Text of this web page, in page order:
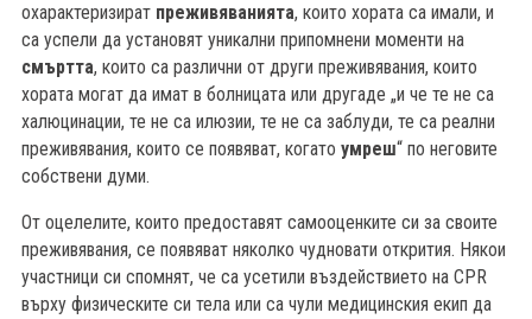
охарактеризират преживяванията, които хората са имали, и
са успели да установят уникални припомнени моменти на
смъртта, които са различни от други преживявания, които
хората могат да имат в болницата или другаде „и че те не са
халюцинации, те не са илюзии, те не са заблуди, те са реални
преживявания, които се появяват, когато умреш“ по неговите
собствени думи.
От оцелелите, които предоставят самооценките си за своите
преживявания, се появяват няколко чудновати открития. Някои
участници си спомнят, че са усетили въздействието на CPR
върху физическите си тела или са чули медицинския екип да